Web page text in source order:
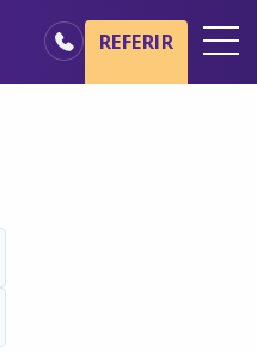
REFERIR